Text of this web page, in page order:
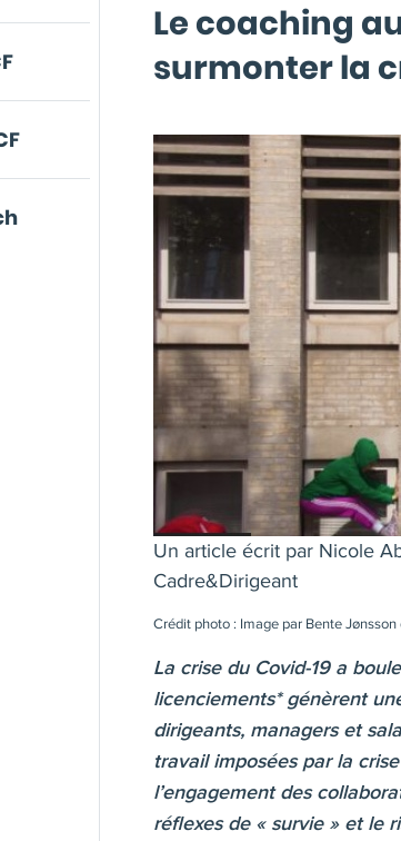
Le coaching
surmonter la
Un article écrit par Nicole
Cadre&Dirigeant
Crédit photo : Image par Bente Jønsson
La crise du Covid-19 a
licenciements* génèrent
dirigeants, managers et
travail imposées par la
l’engagement des
réflexes de « survie » et le